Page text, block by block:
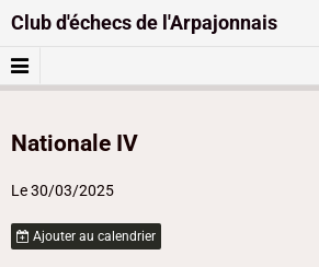
Club d'échecs de l'Arpajonnais
Nationale IV
Le 30/03/2025
Ajouter au calendrier